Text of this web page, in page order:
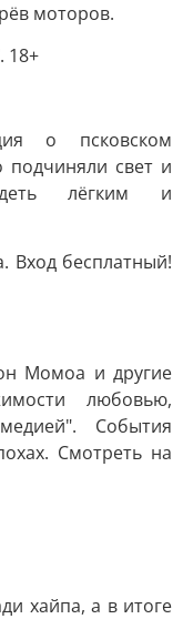
моторов.
18+
о псковском
подчиняли свет и
лёгким и
Вход бесплатный!
Момоа и другие
любовью,
События
Смотреть на
хайпа, а в итоге